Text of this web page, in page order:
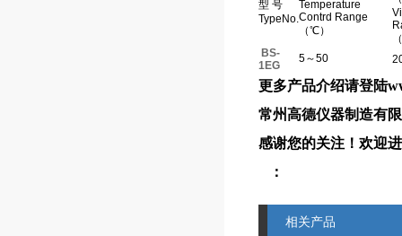
型 号
TypeNo.
Temperature
Contrd Range
（℃）
BS-
1EG
5～50
更多产品介绍请登陆
常州高德仪器制造有
感谢您的关注！欢迎
：
相关产品